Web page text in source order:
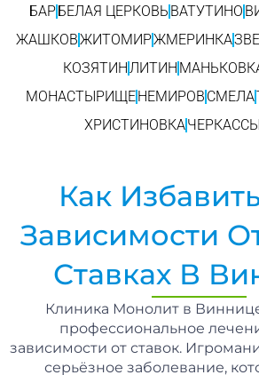
БАРБЕЛАЯ ЦЕРКОВЬ ВАТУТИНО
ЖАШКОВЖИТОМИРЖМЕРИНКА
КОЗЯТИН ЛИТИН
МОНАСТЫРИЩЕНЕМИРОВ СМЕЛА
ХРИСТИНОВКАЧЕРКАССЫ
Как
Зависимости
Ставках В
Клиника Монолит в
профессиональное
зависимости от ставок.
серьёзное заболевание,